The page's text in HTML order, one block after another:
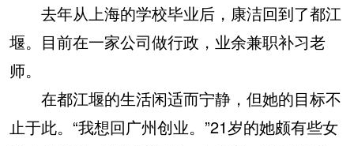
去年从上海的学校毕业后，康洁回到了都江
堰。目前在一家公司做行政，业余兼职补习老
师。
在都江堰的生活闲适而宁静，但她的目标不
止于此。“我想回广州创业。”21岁的她颇有些女